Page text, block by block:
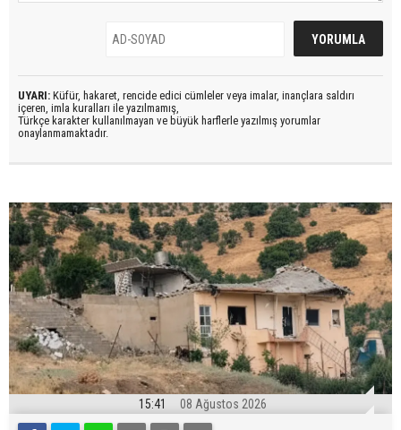
UYARI: Küfür, hakaret, rencide edici cümleler veya imalar, inançlara saldırı
içeren, imla kuralları ile yazılmamış,
Türkçe karakter kullanılmayan ve büyük harflerle yazılmış yorumlar
onaylanmamaktadır.
15:41 08 Ağustos 2026